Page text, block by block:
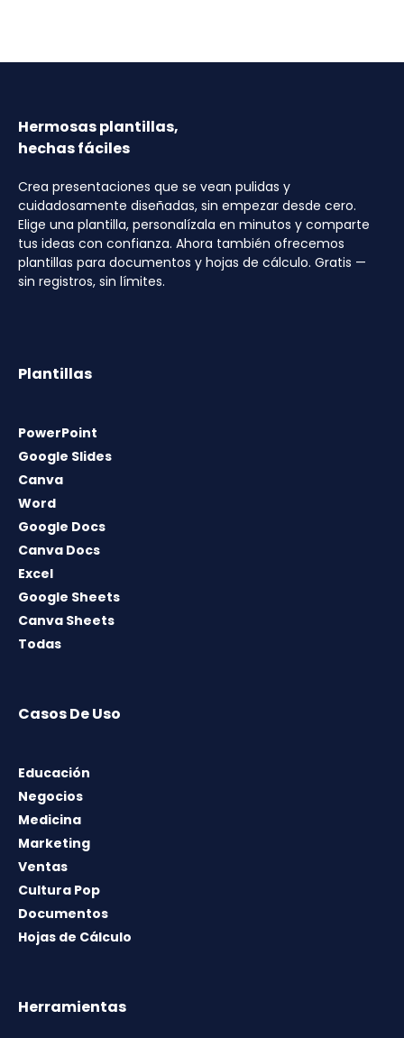
Hermosas plantillas,
hechas fáciles
Crea presentaciones que se vean pulidas y
cuidadosamente diseñadas, sin empezar desde cero.
Elige una plantilla, personalízala en minutos y comparte
tus ideas con confianza. Ahora también ofrecemos
plantillas para documentos y hojas de cálculo. Gratis —
sin registros, sin límites.
Plantillas
PowerPoint
Google Slides
Canva
Word
Google Docs
Canva Docs
Excel
Google Sheets
Canva Sheets
Todas
Casos De Uso
Educación
Negocios
Medicina
Marketing
Ventas
Cultura Pop
Documentos
Hojas de Cálculo
Herramientas